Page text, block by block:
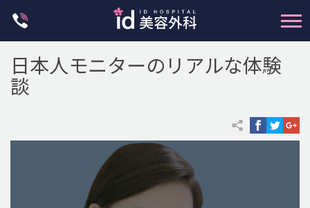
日本人モニターのリアルな体験
談